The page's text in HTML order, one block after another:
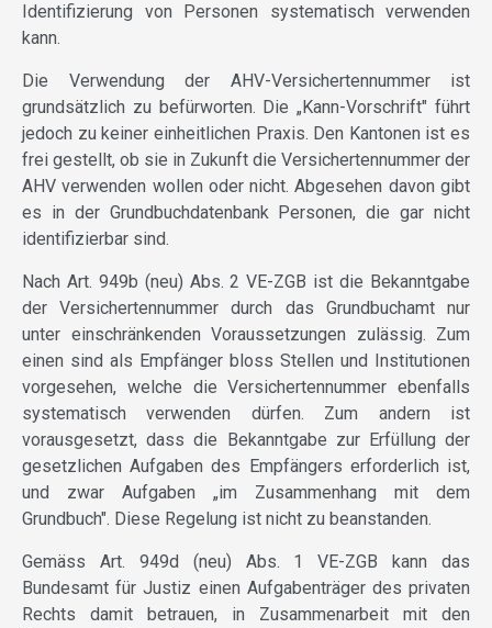
Identifizierung von Personen systematisch verwenden
kann.
Die Verwendung der AHV-Versichertennummer ist
grundsätzlich zu befürworten. Die „Kann-Vorschrift" führt
jedoch zu keiner einheitlichen Praxis. Den Kantonen ist es
frei gestellt, ob sie in Zukunft die Versichertennummer der
AHV verwenden wollen oder nicht. Abgesehen davon gibt
es in der Grundbuchdatenbank Personen, die gar nicht
identifizierbar sind.
Nach Art. 949b (neu) Abs. 2 VE-ZGB ist die Bekanntgabe
der Versichertennummer durch das Grundbuchamt nur
unter einschränkenden Voraussetzungen zulässig. Zum
einen sind als Empfänger bloss Stellen und Institutionen
vorgesehen, welche die Versichertennummer ebenfalls
systematisch verwenden dürfen. Zum andern ist
vorausgesetzt, dass die Bekanntgabe zur Erfüllung der
gesetzlichen Aufgaben des Empfängers erforderlich ist,
und zwar Aufgaben „im Zusammenhang mit dem
Grundbuch". Diese Regelung ist nicht zu beanstanden.
Gemäss Art. 949d (neu) Abs. 1 VE-ZGB kann das
Bundesamt für Justiz einen Aufgabenträger des privaten
Rechts damit betrauen, in Zusammenarbeit mit den